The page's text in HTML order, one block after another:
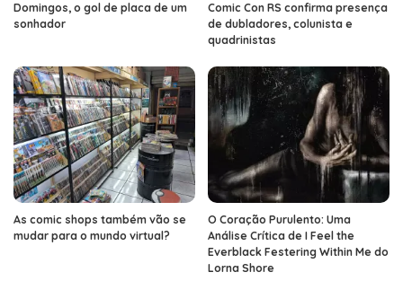
Domingos, o gol de placa de um
sonhador
Comic Con RS confirma presença
de dubladores, colunista e
quadrinistas
As comic shops também vão se
mudar para o mundo virtual?
O Coração Purulento: Uma
Análise Crítica de I Feel the
Everblack Festering Within Me do
Lorna Shore